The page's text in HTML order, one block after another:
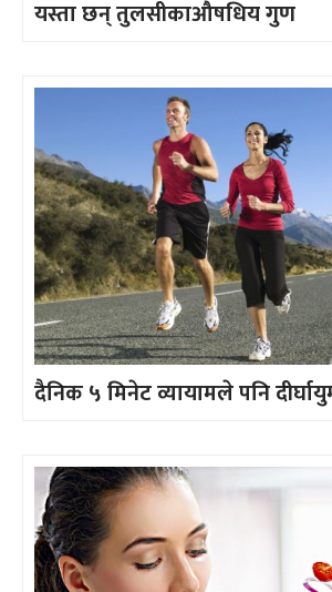
यस्ता छन् तुलसीकाऔषधिय गुण
दैनिक ५ मिनेट व्यायामले पनि